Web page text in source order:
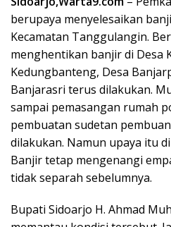
berupaya menyelesaikan
Kecamatan Tanggulangin.
menghentikan banjir di Desa
Kedungbanteng, Desa
Banjarasri terus dilakukan.
sampai pemasangan rumah
pembuatan sudetan
dilakukan. Namun upaya itu
Banjir tetap mengenangi
tidak separah sebelumnya.
Bupati Sidoarjo H. Ahmad